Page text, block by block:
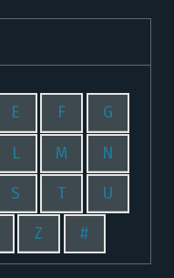
E F G
L M N
S T U
Z #